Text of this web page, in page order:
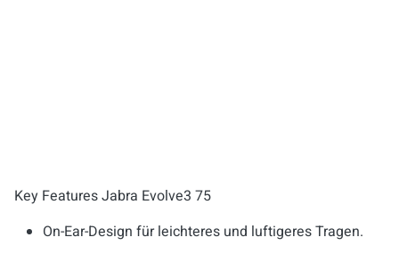
Key Features Jabra Evolve3 75
On-Ear-Design für leichteres und luftigeres Tragen.